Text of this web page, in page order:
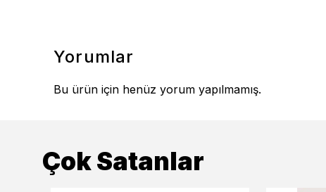
Yorumlar
Bu ürün için henüz yorum yapılmamış.
Çok Satanlar